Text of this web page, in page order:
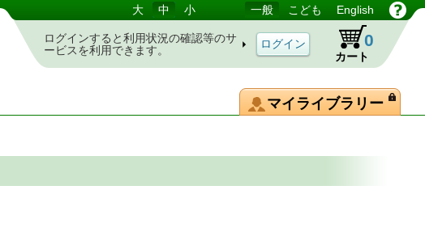
大 中 小 一般 こども English
ログインすると利用状況の確認等のサ
ービスを利用できます。
カート
0
マイライブラリー